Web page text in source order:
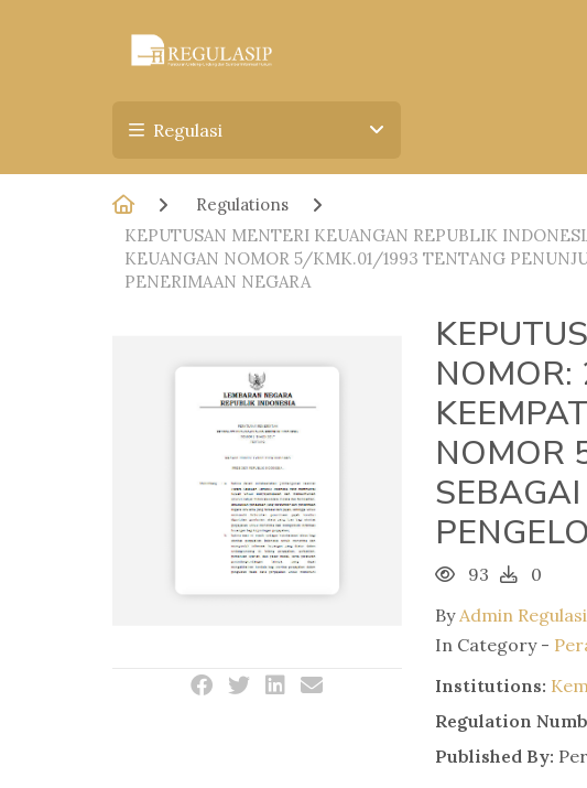
Regulasi
Regulations
KEPUTUSAN MENTERI KEUANGAN REPUBLIK
KEUANGAN NOMOR 5/KMK.01/1993 TENTANG
PENERIMAAN NEGARA
NOMOR
93
0
ByAdmin
In Category -
Institutions:
Regulation
Published By: